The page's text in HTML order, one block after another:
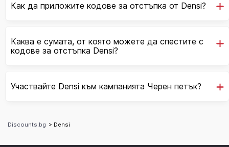
Как да приложите кодове за отстъпка от Densi?
Каква е сумата, от която можете да спестите с
кодове за отстъпка Densi?
Участвайте Densi към кампанията Черен петък?
Discounts.bg > Densi